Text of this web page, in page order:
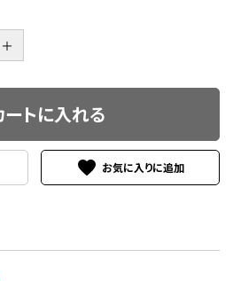
＋
ートに入れる
favorite